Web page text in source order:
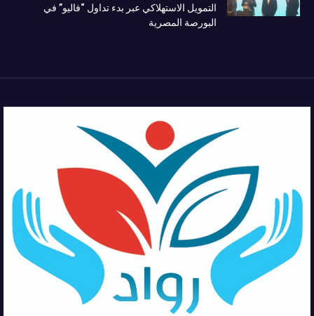
التمويل الاستهلاكي عبر بدء تداول “فاليو” في
البورصة المصرية